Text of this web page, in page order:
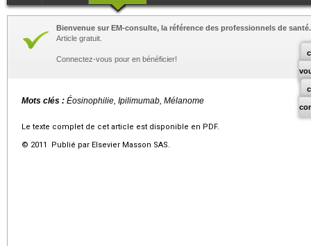
Bienvenue sur EM-consulte, la référence des professionnels de santé.
Article gratuit.
Connectez-vous pour en bénéficier!
Mots clés : Éosinophilie, Ipilimumab, Mélanome
Le texte complet de cet article est disponible en PDF.
© 2011 Publié par Elsevier Masson SAS.